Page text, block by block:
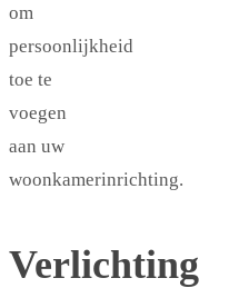
om
persoonlijkheid
toe te
voegen
aan uw
woonkamerinrichting.
Verlichting